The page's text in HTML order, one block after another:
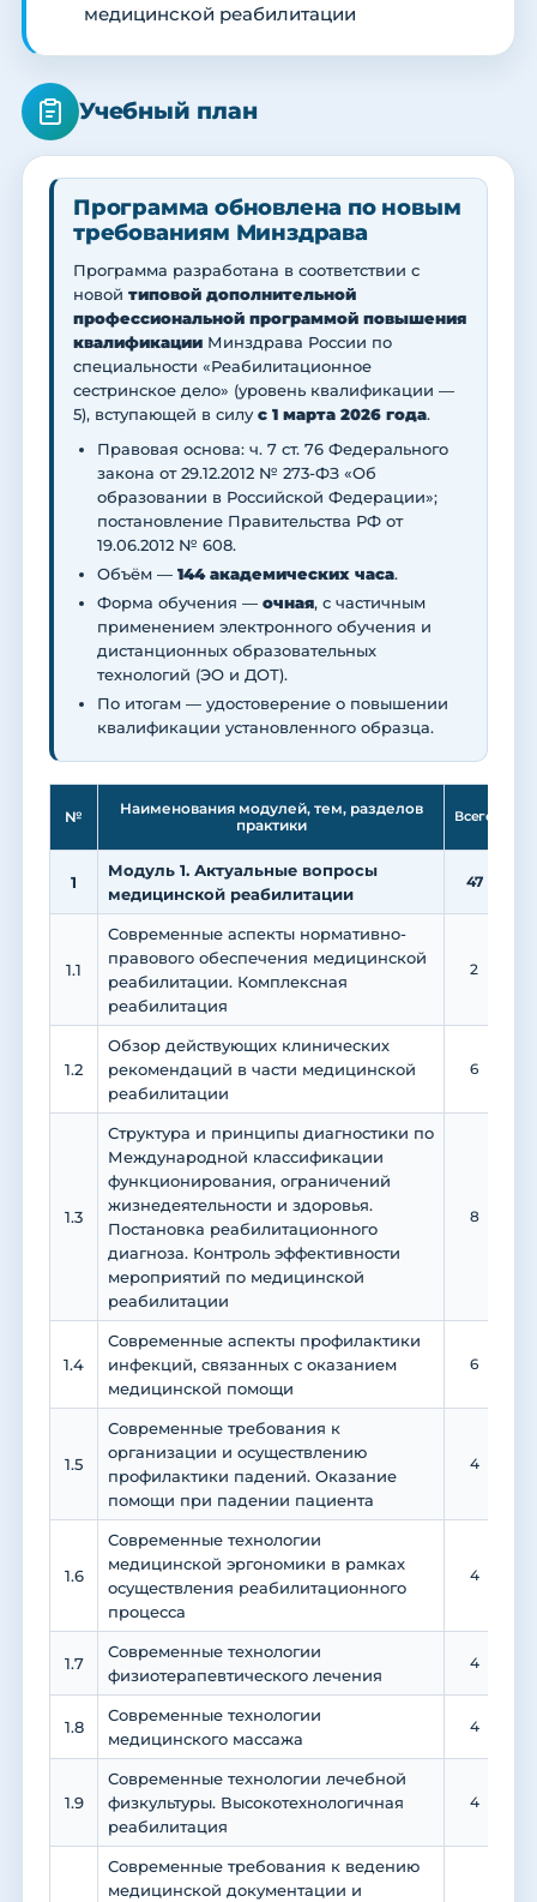
медицинской реабилитации
Учебный план
Программа обновлена по новым
требованиям Минздрава
Программа разработана в соответствии с
новой типовой дополнительной
профессиональной программой повышения
квалификации Минздрава России по
специальности «Реабилитационное
сестринское дело» (уровень квалификации —
5), вступающей в силус 1 марта 2026 года.
Правовая основа: ч. 7 ст. 76 Федерального
закона от 29.12.2012 № 273-ФЗ «Об
образовании в Российской Федерации»;
постановление Правительства РФ от
19.06.2012 № 608.
Объём — 144 академических часа.
Форма обучения — очная, с частичным
применением электронного обучения и
дистанционных образовательных
технологий (ЭО и ДОТ).
По итогам — удостоверение о повышении
квалификации установленного образца.
№
Наименования модулей, тем, разделов
практики
Всего
1
Модуль 1. Актуальные вопросы
медицинской реабилитации
47
1.1
Современные аспекты нормативно-
правового обеспечения медицинской
реабилитации. Комплексная
реабилитация
2
1.2
Обзор действующих клинических
рекомендаций в части медицинской
реабилитации
6
1.3
Структура и принципы диагностики по
Международной классификации
функционирования, ограничений
жизнедеятельности и здоровья.
Постановка реабилитационного
диагноза. Контроль эффективности
мероприятий по медицинской
реабилитации
8
1.4
Современные аспекты профилактики
инфекций, связанных с оказанием
медицинской помощи
6
1.5
Современные требования к
организации и осуществлению
профилактики падений. Оказание
помощи при падении пациента
4
1.6
Современные технологии
медицинской эргономики в рамках
осуществления реабилитационного
процесса
4
1.7
Современные технологии
физиотерапевтического лечения
4
1.8
Современные технологии
медицинского массажа
4
1.9
Современные технологии лечебной
физкультуры. Высокотехнологичная
реабилитация
4
Современные требования к ведению
медицинской документации и